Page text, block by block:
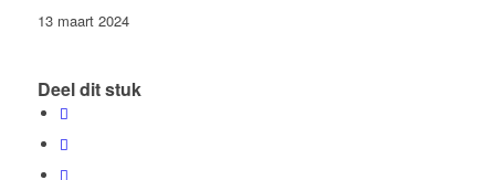
13 maart 2024
Deel dit stuk